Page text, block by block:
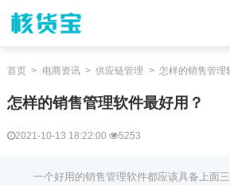
首页 电商资讯 供应链管理 怎样的销售管理
怎样的销售管理软件最好用？
2021-10-13 18:22:00 5253
一个好用的销售管理软件都应该具备上面